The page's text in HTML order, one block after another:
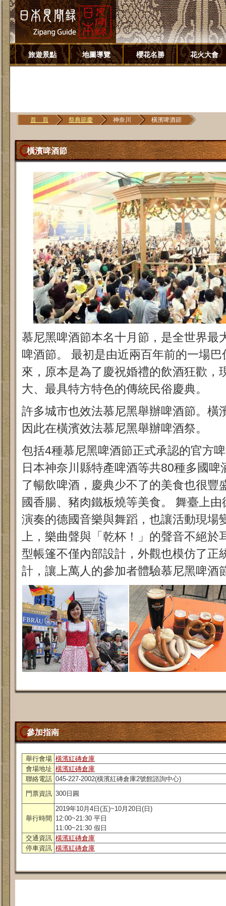
旅遊景點 地圖導覽 櫻花名勝 花火大會
首 頁 祭典節慶 神奈川 橫濱啤酒節
橫濱啤酒節
慕尼黑啤酒節本名十月節，是全世界最
啤酒節。 最初是由近兩百年前的一場
來，原本是為了慶祝婚禮的飲酒狂歡，
大、最具特方特色的傳統民俗慶典。
許多城市也效法慕尼黑舉辦啤酒節。橫
因此在橫濱效法慕尼黑舉辦啤酒祭。
包括4種慕尼黑啤酒節正式承認的官方
日本神奈川縣特產啤酒等共80種多國啤
了暢飲啤酒，慶典少不了的美食也很豐
國香腸、豬肉鐵板燒等美食。 舞臺上
演奏的德國音樂與舞蹈，也讓活動現場
上，樂曲聲與「乾杯！」的聲音不絕
型帳篷不僅內部設計，外觀也模仿了正
計，讓上萬人的參加者體驗慕尼黑啤酒
參加指南
舉行會場 橫濱紅磚倉庫
會場地址 橫濱紅磚倉庫
聯絡電話 045-227-2002(橫濱紅磚倉庫2號館諮詢中心)
門票資訊 300日圓
舉行時間
2019年10月4日(五)~10月20日(日)
12:00~21:30 平日
11:00~21:30 假日
交通資訊 橫濱紅磚倉庫
停車資訊 橫濱紅磚倉庫